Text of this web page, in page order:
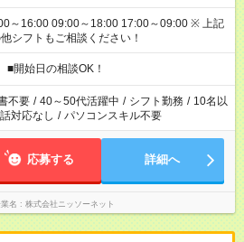
～16:00 09:00～18:00 17:00～09:00 ※ 上記
シフトもご相談ください！
開始日の相談OK！
不要 / 40～50代活躍中 / シフト勤務 / 10名以
対応なし / パソコンスキル不要
応募する 詳細へ
名 株式会社ニッソーネット